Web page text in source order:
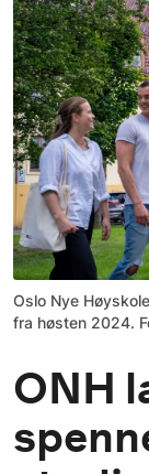
Oslo Nye
fra høsten 2024.
ONH